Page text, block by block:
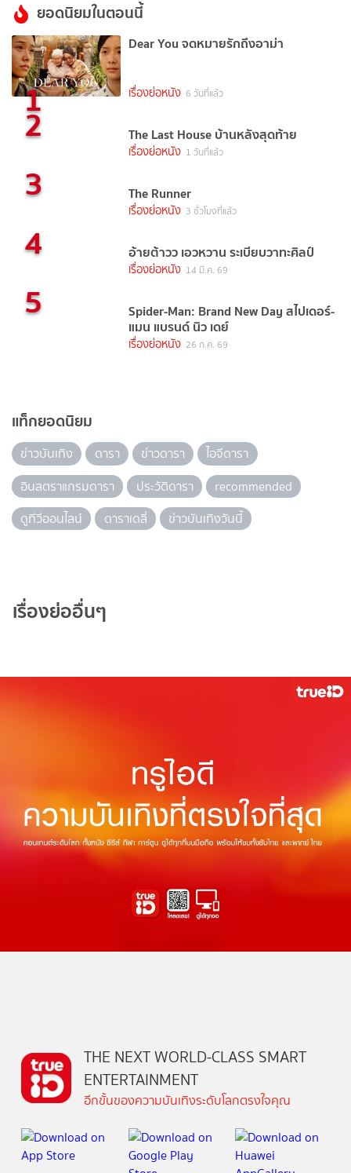
ยอดนิยมในตอนนี้
1
Dear You จดหมายรักถึงอาม่า
เรื่องย่อหนัง 6 วันที่แล้ว
2 The Last House บ้านหลังสุดท้าย
เรื่องย่อหนัง 1 วันที่แล้ว
3 The Runner
เรื่องย่อหนัง 3 ชั่วโมงที่แล้ว
4 อ้ายต้าวว เอวหวาน ระเบียบวาทะศิลป์
เรื่องย่อหนัง 14 มี.ค. 69
5 Spider-Man: Brand New Day สไปเดอร์-
แมน แบรนด์ นิว เดย์
เรื่องย่อหนัง 26 ก.ค. 69
แท็กยอดนิยม
ข่าวบันเทิง ดารา ข่าวดารา
ไอจีดารา
อินสตราแกรมดารา
ประวัติดารา
recommended
ดูทีวีออนไลน์
ดาราเดลี่ ข่าวบันเทิงวันนี้
เรื่องย่ออื่นๆ
THE NEXT WORLD-CLASS SMART
ENTERTAINMENT
อีกขั้นของความบันเทิงระดับโลกตรงใจคุณ